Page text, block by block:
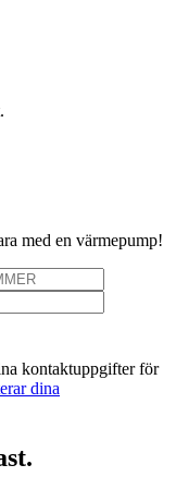
med en värmepump!
kontaktuppgifter för
dina